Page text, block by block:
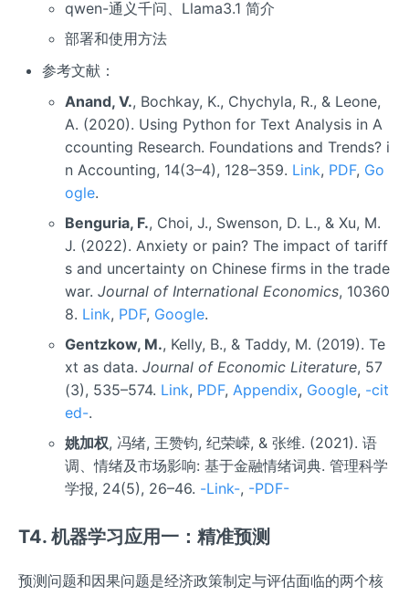
qwen-通义千问、Llama3.1 简介
部署和使用方法
参考文献：
Anand, V., Bochkay, K., Chychyla, R., & Leone,
A. (2020). Using Python for Text Analysis in A
ccounting Research. Foundations and Trends? i
n Accounting, 14(3–4), 128–359. Link, PDF, Go
ogle.
Benguria, F., Choi, J., Swenson, D. L., & Xu, M.
J. (2022). Anxiety or pain? The impact of tariff
s and uncertainty on Chinese firms in the trade
war.Journal of International Economics, 10360
8. Link, PDF, Google.
Gentzkow, M., Kelly, B., & Taddy, M. (2019). Te
xt as data.Journal of Economic Literature, 57
(3), 535–574. Link, PDF,Appendix, Google, -cit
ed-.
姚加权, 冯绪, 王赞钧, 纪荣嵘, & 张维. (2021). 语
调、情绪及市场影响: 基于金融情绪词典. 管理科学
学报, 24(5), 26–46. -Link-, -PDF-
T4. 机器学习应用一：精准预测
预测问题和因果问题是经济政策制定与评估面临的两个核